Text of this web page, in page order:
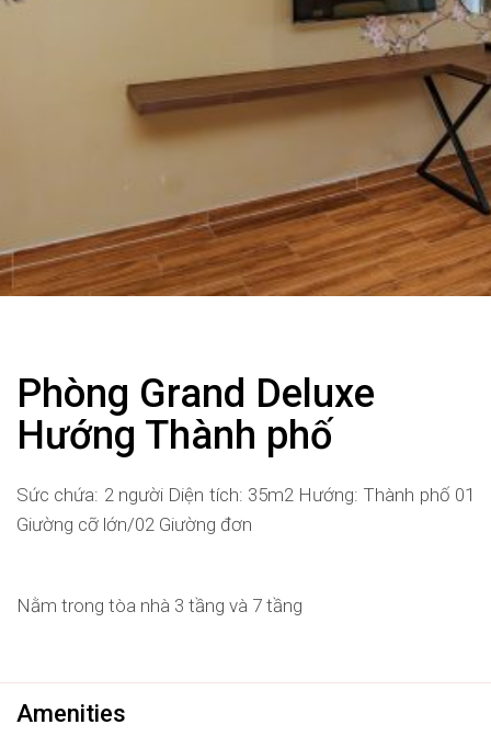
Phòng Grand Deluxe
Hướng Thành phố
Sức chứa: 2 người Diện tích: 35m2 Hướng: Thành phố 01
Giường cỡ lớn/02 Giường đơn
Nằm trong tòa nhà 3 tầng và 7 tầng
Amenities